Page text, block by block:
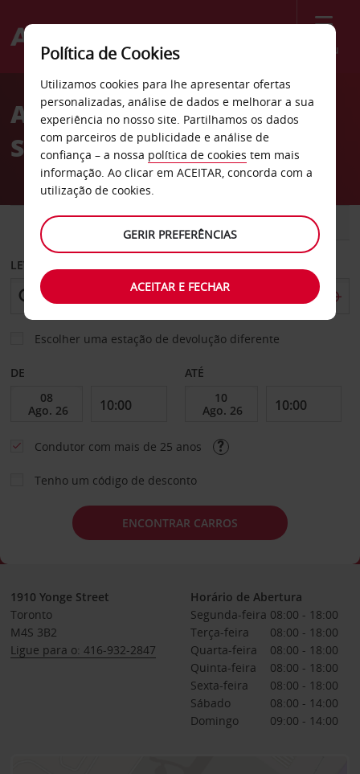
Menu
Welcome
AvisAluguer de carros Younge
Str em Toronto
CARRO COMERCIAIS
LEVANTAR EM
Escolher uma estação de devolução diferente
DE ATÉ
Condutor com mais de 25 anos
Tenho um código de desconto
ENCONTRAR CARROS
1910 Yonge Street
Toronto
M4S 3B2
Ligue para o: 416-932-2847
Horário de Abertura
Segunda-feira 08:00 - 18:00
Terça-feira
08:00 - 18:00
Quarta-feira
08:00 - 18:00
Quinta-feira
08:00 - 18:00
Sexta-feira
08:00 - 18:00
Sábado
08:00 - 14:00
Domingo
09:00 - 14:00
Política de Cookies
Utilizamos cookies para lhe apresentar ofertas
personalizadas, análise de dados e melhorar a sua
experiência no nosso site. Partilhamos os dados
com parceiros de publicidade e análise de
confiança – a nossa política de cookies tem mais
informação. Ao clicar em ACEITAR, concorda com a
utilização de cookies.
GERIR PREFERÊNCIAS
ACEITAR E FECHAR